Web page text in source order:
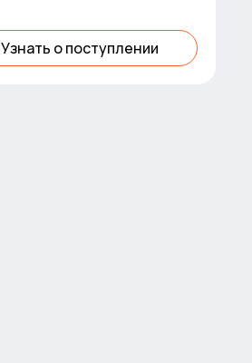
Узнать о поступлении